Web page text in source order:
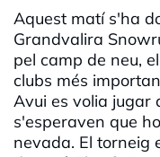
Aquest matí s'ha
Grandvalira
pel camp de neu,
clubs més
Avui es volia jugar
s'esperaven que
nevada. El torneig